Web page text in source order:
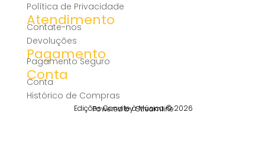
Política de Privacidade
Atendimento
Contate-nos
Devoluções
Pagamento
Pagamento Seguro
Conta
Conta
Histórico de Compras
Edições Convite à Música © 2026
Powered by Streamline